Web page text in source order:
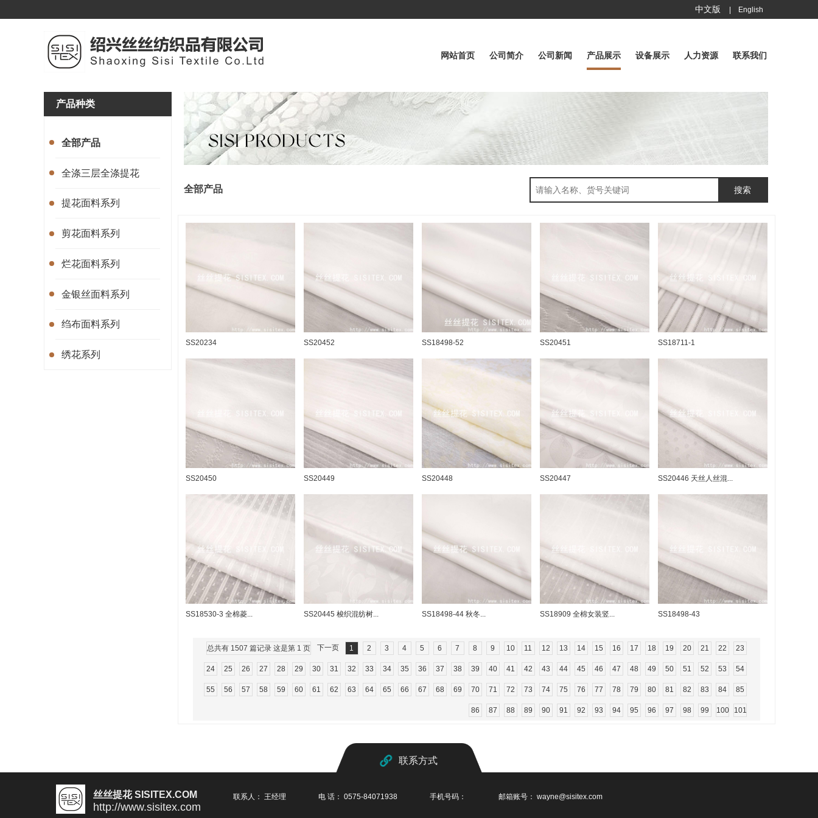
中文版 English
网站首页 公司简介 公司新闻 产品展示 设备展示 人力资源 联系我们
产品种类
全部产品
全涤三层全涤提花
提花面料系列
剪花面料系列
烂花面料系列
金银丝面料系列
绉布面料系列
绣花系列
全部产品 搜索
SS20234 SS20452 SS18498-52 SS20451 SS18711-1
SS20450 SS20449 SS20448 SS20447 SS20446 天丝人丝混...
SS18530-3 全棉菱... SS20445 梭织混纺树... SS18498-44 秋冬... SS18909 全棉女装竖... SS18498-43
总共有 1507 篇记录 这是第 1 页 下一页 1 2 3 4 5 6 7 8 9 10 11 12 13 14 15 16 17 18 19 20 21 22 23
24 25 26 27 28 29 30 31 32 33 34 35 36 37 38 39 40 41 42 43 44 45 46 47 48 49 50 51 52 53 54
55 56 57 58 59 60 61 62 63 64 65 66 67 68 69 70 71 72 73 74 75 76 77 78 79 80 81 82 83 84 85
86 87 88 89 90 91 92 93 94 95 96 97 98 99 100 101
联系方式
丝丝提花 SISITEX.COM
http://www.sisitex.com
联系人： 王经理 电 话： 0575-84071938 手机号码： 邮箱账号： wayne@sisitex.com